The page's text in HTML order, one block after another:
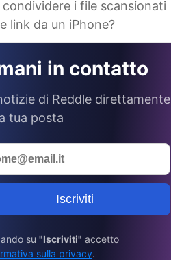
condividere i file scansionati
link da un iPhone?
in contatto
di Reddle direttamente
tua posta
Iscriviti
su "Iscriviti" accetto
sulla privacy.